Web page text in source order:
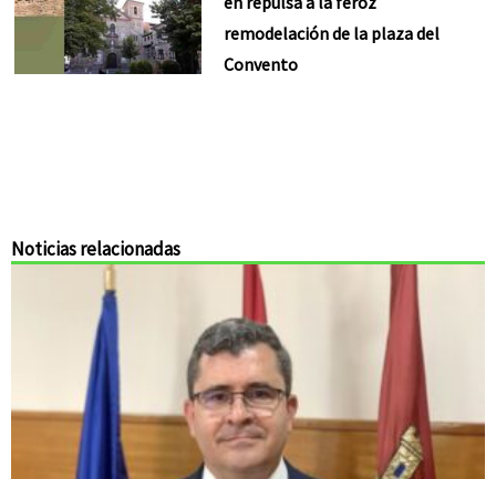
remodelación de la plaza del
Convento
Noticias relacionadas